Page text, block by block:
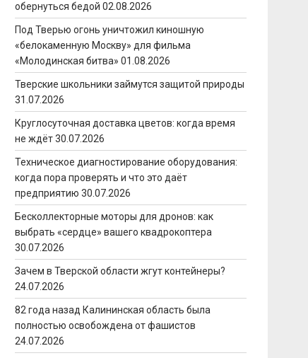
обернуться бедой 02.08.2026
Под Тверью огонь уничтожил киношную
«белокаменную Москву» для фильма
«Молодинская битва» 01.08.2026
Тверские школьники займутся защитой природы
31.07.2026
Круглосуточная доставка цветов: когда время
не ждёт 30.07.2026
Техническое диагностирование оборудования:
когда пора проверять и что это даёт
предприятию 30.07.2026
Бесколлекторные моторы для дронов: как
выбрать «сердце» вашего квадрокоптера
30.07.2026
Зачем в Тверской области жгут контейнеры?
24.07.2026
82 года назад Калининская область была
полностью освобождена от фашистов
24.07.2026